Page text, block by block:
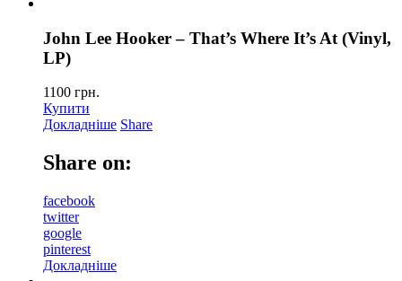
John Lee Hooker – That’s Where It’s At (Vinyl,
LP)
1100 грн.
Купити
Докладніше Share
Share on:
facebook
twitter
google
pinterest
Докладніше